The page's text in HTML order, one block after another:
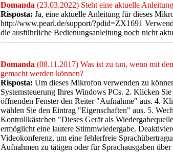
Domanda (23.03.2022) Steht eine aktuelle
Risposta: Ja, eine aktuelle Anleitung für dieses
http://www.pearl.de/support/?pdid=ZX1691
die ausführliche Bedienungsanleitung noch nicht
Domanda (08.11.2017) Was ist zu tun, wenn mit
gemacht werden können?
Risposta: Um dieses Mikrofon verwenden zu
Systemsteuerung Ihres Windows PCs. 2. Klicken
öffnenden Fenster den Reiter "Aufnahme" aus. 4.
wählen Sie den Eintrag "Eigenschaften" aus. 5.
Kontrollkästchen "Dieses Gerät als
ermöglicht eine lautere Stimmwiedergabe.
Videokonferenz, um eine fehlerfreie
Aufnahmen zu tätigen oder für Sprachausgaben